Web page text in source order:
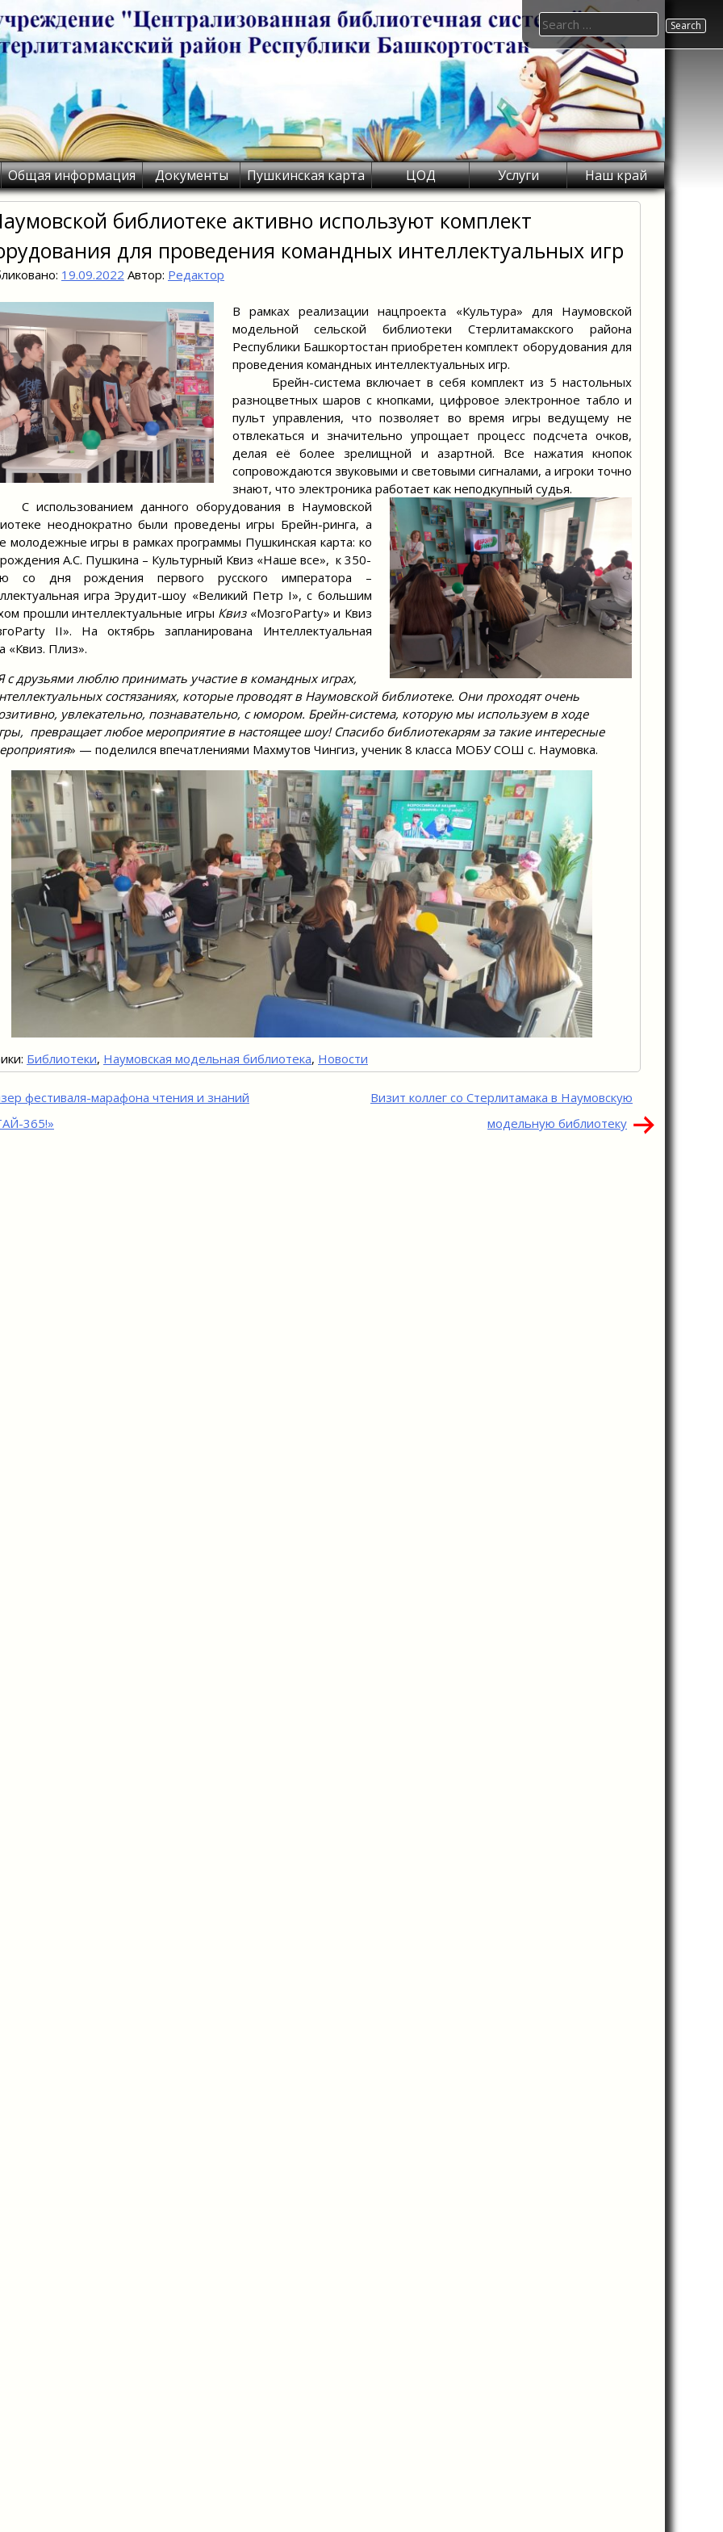
Общая информация Документы Пушкинская карта ЦОД Услуги Наш край
Search
for:
библиотеке активно используют комплект
для проведения командных интеллектуальных игр
19.09.2022 Автор: Редактор
В рамках реализации нацпроекта «Культура» для Наумовской
модельной сельской библиотеки Стерлитамакского района
Республики Башкортостан приобретен комплект оборудования для
проведения командных интеллектуальных игр.
Брейн-система включает в себя комплект из 5 настольных
разноцветных шаров с кнопками, цифровое электронное табло и
пульт управления, что позволяет во время игры ведущему не
отвлекаться и значительно упрощает процесс подсчета очков,
делая её более зрелищной и азартной. Все нажатия кнопок
сопровождаются звуковыми и световыми сигналами, а игроки точно
знают, что электроника работает как неподкупный судья.
данного оборудования в Наумовской
неоднократно были проведены игры Брейн-ринга, а
молодежные игры в рамках программы Пушкинская карта: ко
А.С. Пушкина – Культурный Квиз «Наше все», к 350-
со дня рождения первого русского императора –
игра Эрудит-шоу «Великий Петр I», с большим
прошли интеллектуальные игры Квиз«МозгоParty» и Квиз
II». На октябрь запланирована Интеллектуальная
«Квиз. Плиз».
с друзьями люблю принимать участие в командных играх,
состязаниях, которые проводят в Наумовской библиотеке. Они проходят очень
увлекательно, познавательно, с юмором. Брейн-система, которую мы используем в ходе
превращает любое мероприятие в настоящее шоу! Спасибо библиотекарям за такие интересные
» — поделился впечатлениями Махмутов Чингиз, ученик 8 класса МОБУ СОШ с. Наумовка.
Библиотеки, Наумовская модельная библиотека, Новости
фестиваля-марафона чтения и знаний
365!»
Визит коллег со Стерлитамака в Наумовскую
модельную библиотеку